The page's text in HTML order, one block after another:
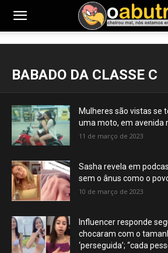
BABADO DA CLASSE C
Mulheres são vistas se
uma moto, em avenida
11 de março de 2023
Sasha revela em
sem o ânus como o
10 de março de 2023
Influencer responde
chocaram com o
‘perseguida’; “cada